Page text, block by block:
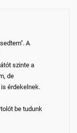
A
szinte a
de
érdekelnek.
be tudunk